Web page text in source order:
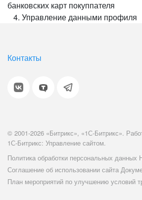
банковских карт покуппателя
4. Управление данными профиля
Контакты
© 2001-2026 «Битрикс», «1С-Битрикс».
1С-Битрикс: Управление сайтом.
Политика обработки персональных данных
Соглашение об использовании сайта
План мероприятий по улучшению условий